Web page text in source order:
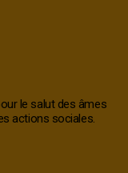
le salut des âmes
actions sociales.